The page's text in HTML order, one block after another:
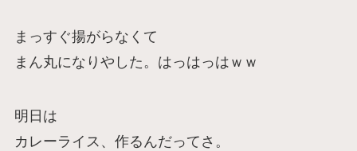
まっすぐ揚がらなくて
まん丸になりやした。はっはっはｗｗ
明日は
カレーライス、作るんだってさ。